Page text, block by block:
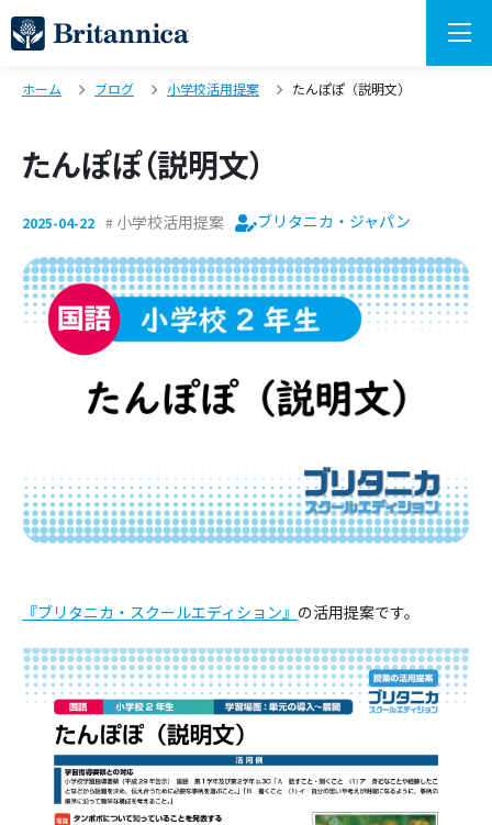
ホーム ブログ 小学校活用提案 たんぽぽ（説明文）
たんぽぽ（説明文）
2025-04-22 小学校活用提案 ブリタニカ・ジャパン
『ブリタニカ・スクールエディション』 の活用提案です。